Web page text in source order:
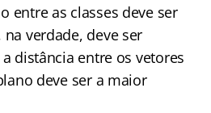
entre as classes deve ser
verdade, deve ser
distância entre os vetores
deve ser a maior